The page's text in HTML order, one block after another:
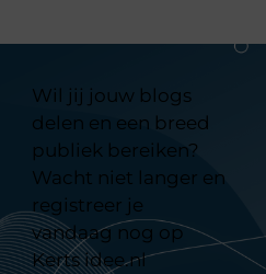
Wil jij jouw blogs
delen en een breed
publiek bereiken?
Wacht niet langer en
registreer je
vandaag nog op
Kerts idee.nl